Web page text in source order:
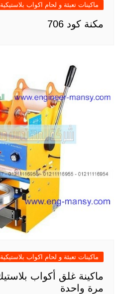
ماكينات تعبئة و لحام اكواب بلاستيكية
مكنة كود 706
ماكينات تعبئة و لحام اكواب بلاستيكية
ماكينة غلق أكواب
مرة واحدة